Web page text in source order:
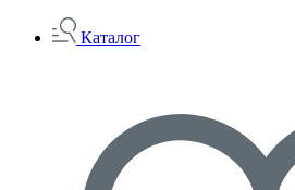
Каталог